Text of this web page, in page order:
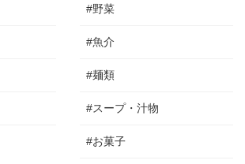
#野菜
#魚介
#麺類
#スープ・汁物
#お菓子